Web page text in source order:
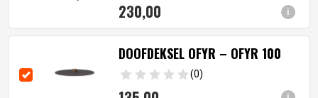
i
230,00
DOOFDEKSEL OFYR – OFYR 100
(0)